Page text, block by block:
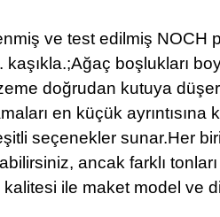
ve test edilmiş
kaşıkla.;Ağaç boşlukları
doğrudan kutuya
en küçük
seçenekler sunar.Her
ancak farklı
kalitesi ile maket model ve